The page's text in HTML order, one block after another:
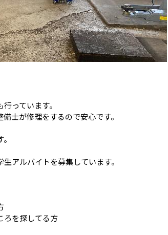
っています。
士が修理をするので安心です。
アルバイトを募集しています。
ろを探してる方